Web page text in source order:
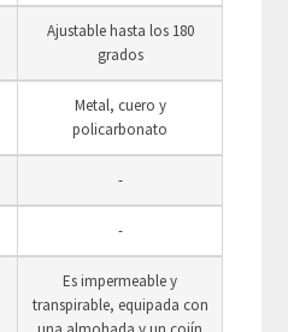
Ajustable hasta los 180
grados
Metal, cuero y
policarbonato
-
-
Es impermeable y
transpirable, equipada con